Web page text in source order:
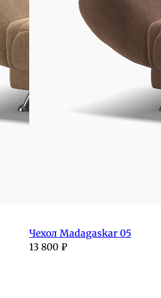
Чехол Madagaskar 05
13 800 ₽